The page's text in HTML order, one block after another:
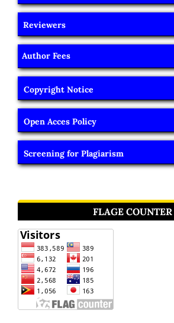
Reviewers
Author Fees
Copyright Notice
Open Acces Policy
Screening for Plagiarism
FLAGE COUNTER